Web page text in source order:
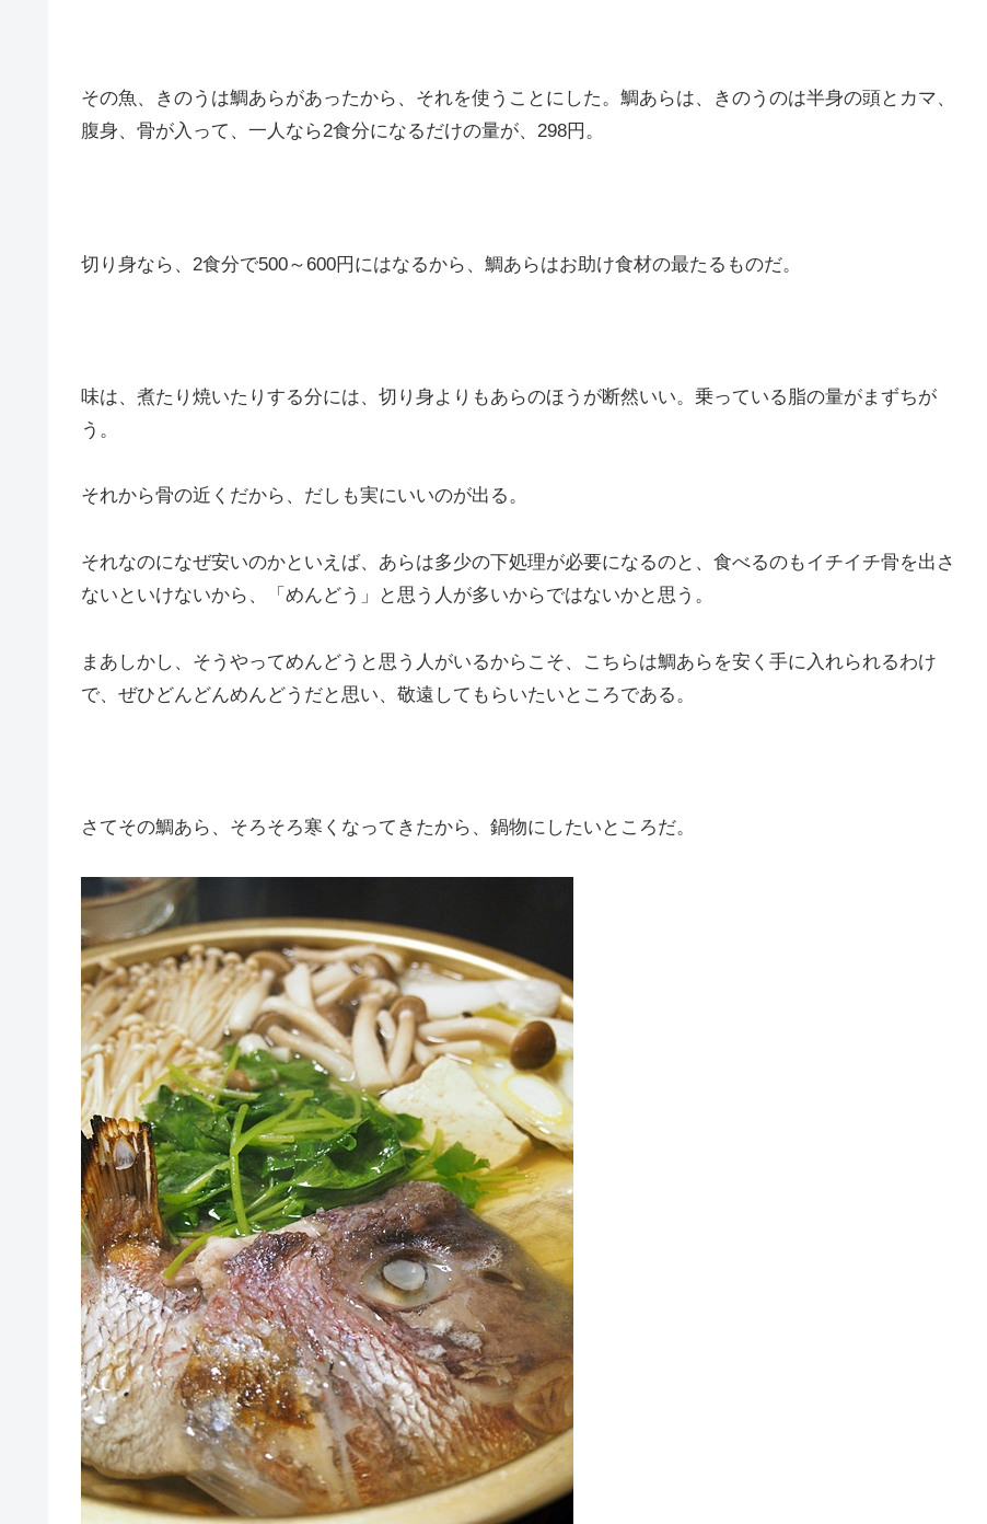
その魚、きのうは鯛あらがあったから、それを使うことにした。鯛あらは、きのうのは半身の頭とカマ、
腹身、骨が入って、一人なら2食分になるだけの量が、298円。
切り身なら、2食分で500～600円にはなるから、鯛あらはお助け食材の最たるものだ。
味は、煮たり焼いたりする分には、切り身よりもあらのほうが断然いい。乗っている脂の量がまずちが
う。
それから骨の近くだから、だしも実にいいのが出る。
それなのになぜ安いのかといえば、あらは多少の下処理が必要になるのと、食べるのもイチイチ骨を出さ
ないといけないから、「めんどう」と思う人が多いからではないかと思う。
まあしかし、そうやってめんどうと思う人がいるからこそ、こちらは鯛あらを安く手に入れられるわけ
で、ぜひどんどんめんどうだと思い、敬遠してもらいたいところである。
さてその鯛あら、そろそろ寒くなってきたから、鍋物にしたいところだ。